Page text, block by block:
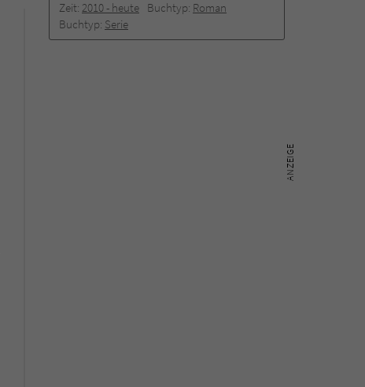
Zeit: 2010 -­ heute Buchtyp: Roman
Buchtyp: Serie